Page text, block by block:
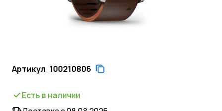
Артикул 100210806
Есть в наличии